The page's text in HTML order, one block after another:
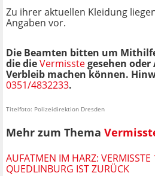
Zu ihrer aktuellen Kleidung
Angaben vor.
Die Beamten bitten um
die dieVermisstegesehen
Verbleib machen können.
0351/4832233.
Titelfoto: Polizeidirektion Dresden
Mehr zum Thema
AUFATMEN IM HARZ: VERMISSTE
QUEDLINBURG IST ZURÜCK